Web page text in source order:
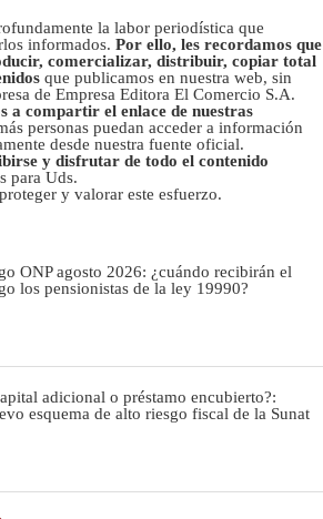
la labor periodística que
informados. Por ello, les recordamos que
comercializar, distribuir, copiar total
que publicamos en nuestra web, sin
de Empresa Editora El Comercio S.A.
a compartir el enlace de nuestras
personas puedan acceder a información
desde nuestra fuente oficial.
y disfrutar de todo el contenido
para Uds.
y valorar este esfuerzo.
ONP agosto 2026: ¿cuándo recibirán el
los pensionistas de la ley 19990?
adicional o préstamo encubierto?:
esquema de alto riesgo fiscal de la Sunat